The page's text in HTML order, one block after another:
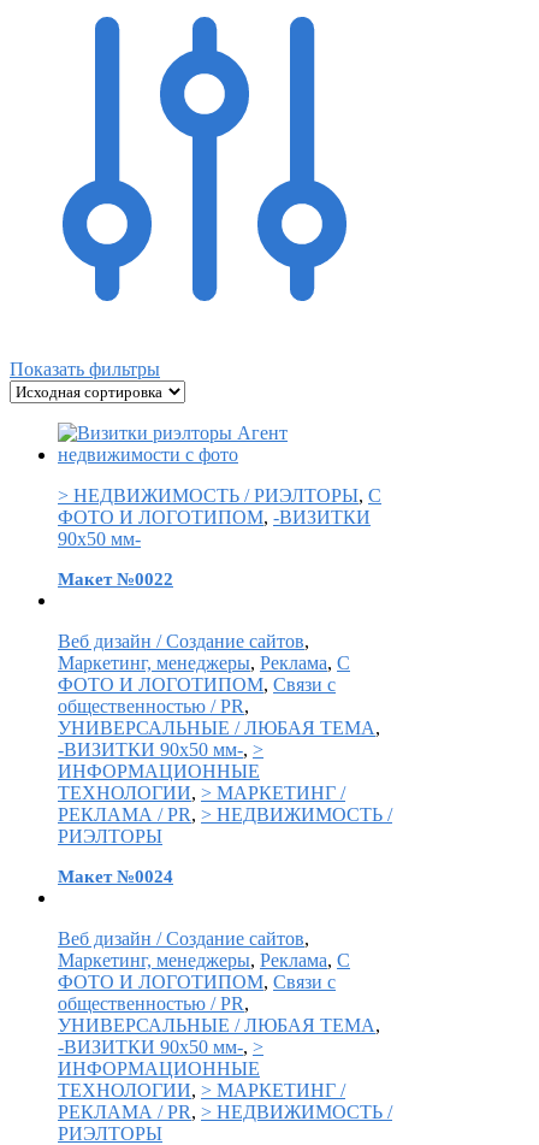
Показать фильтры
> НЕДВИЖИМОСТЬ / РИЭЛТОРЫ, С
ФОТО И ЛОГОТИПОМ, -ВИЗИТКИ
90х50 мм-
Макет №0022
Веб дизайн / Создание сайтов,
Маркетинг, менеджеры, Реклама, С
ФОТО И ЛОГОТИПОМ, Связи с
общественностью / PR,
УНИВЕРСАЛЬНЫЕ / ЛЮБАЯ ТЕМА,
-ВИЗИТКИ 90х50 мм-, >
ИНФОРМАЦИОННЫЕ
ТЕХНОЛОГИИ, > МАРКЕТИНГ /
РЕКЛАМА / PR, > НЕДВИЖИМОСТЬ /
РИЭЛТОРЫ
Макет №0024
Веб дизайн / Создание сайтов,
Маркетинг, менеджеры, Реклама, С
ФОТО И ЛОГОТИПОМ, Связи с
общественностью / PR,
УНИВЕРСАЛЬНЫЕ / ЛЮБАЯ ТЕМА,
-ВИЗИТКИ 90х50 мм-, >
ИНФОРМАЦИОННЫЕ
ТЕХНОЛОГИИ, > МАРКЕТИНГ /
РЕКЛАМА / PR, > НЕДВИЖИМОСТЬ /
РИЭЛТОРЫ